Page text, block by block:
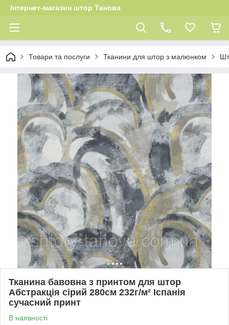
Інтернет-магазин штор Танова
Товари та послуги Тканини для штор з малюнком
Тканина бавовна з принтом для штор
Абстракція сірий 280см 232г/м² Іспанія
сучасний принт
В наявності